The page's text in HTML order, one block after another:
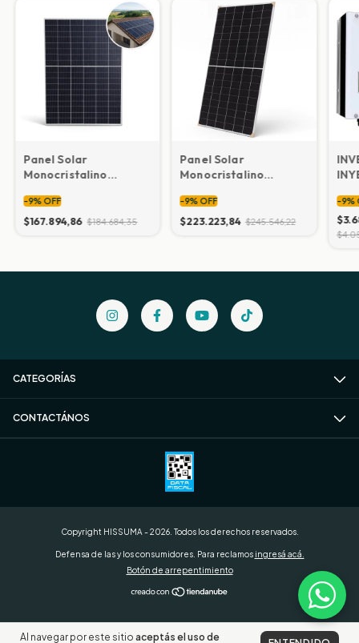
Al navegar por este sitio aceptás el uso de
Panel Solar
Monocristalino
-9% OFF
$167.894,86 $184.684,35
Panel Solar
Monocristalino
-9% OFF
$223.223,84 $245.546,22
-9%
CATEGORÍAS
CONTACTÁNOS
Copyright HISSUMA - 2026. Todos los derechos reservados.
Defensa de las y los consumidores. Para reclamos ingresá acá.
Botón de arrepentimiento